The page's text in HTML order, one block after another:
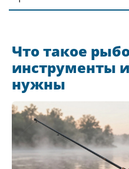
Что такое
инструменты
нужны